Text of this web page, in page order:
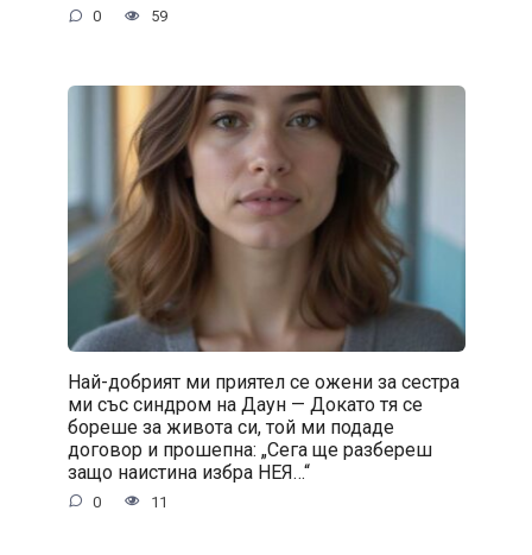
0 59
Най-добрият ми приятел се ожени за сестра
ми със синдром на Даун — Докато тя се
бореше за живота си, той ми подаде
договор и прошепна: „Сега ще разбереш
защо наистина избра НЕЯ…“
0 11